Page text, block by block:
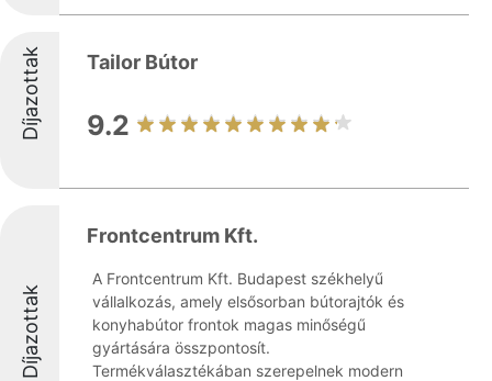
Díjazottak Tailor Bútor
9.2
Díjazottak
Frontcentrum Kft.
A Frontcentrum Kft. Budapest székhelyű
vállalkozás, amely elsősorban bútorajtók és
konyhabútor frontok magas minőségű
gyártására összpontosít.
Termékválasztékában szerepelnek modern